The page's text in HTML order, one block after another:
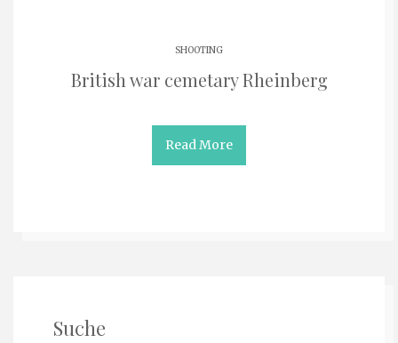
SHOOTING
British war cemetary Rheinberg
Read More
Suche